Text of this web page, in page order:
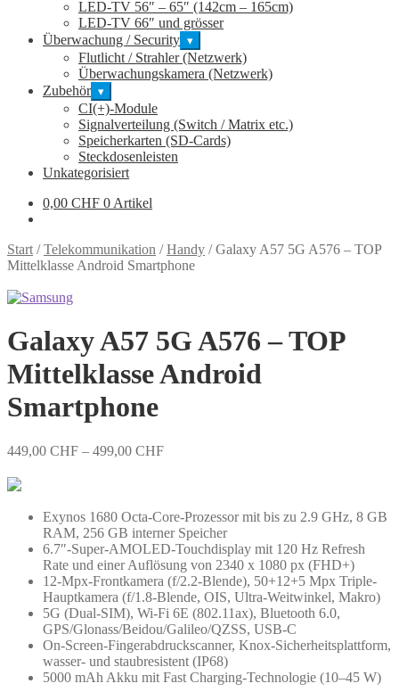
LED-TV 56″ – 65″ (142cm – 165cm)
LED-TV 66″ und grösser
Überwachung / Security ▾
Flutlicht / Strahler (Netzwerk)
Überwachungskamera (Netzwerk)
Zubehör ▾
CI(+)-Module
Signalverteilung (Switch / Matrix etc.)
Speicherkarten (SD-Cards)
Steckdosenleisten
Unkategorisiert
0,00 CHF 0 Artikel
Start /Telekommunikation /Handy /Galaxy A57 5G A576 – TOP
Mittelklasse Android Smartphone
Galaxy A57 5G A576 – TOP
Mittelklasse Android
Smartphone
449,00 CHF – 499,00 CHF
Exynos 1680 Octa-Core-Prozessor mit bis zu 2.9 GHz, 8 GB
RAM, 256 GB interner Speicher
6.7″-Super-AMOLED-Touchdisplay mit 120 Hz Refresh
Rate und einer Auflösung von 2340 x 1080 px (FHD+)
12-Mpx-Frontkamera (f/2.2-Blende), 50+12+5 Mpx Triple-
Hauptkamera (f/1.8-Blende, OIS, Ultra-Weitwinkel, Makro)
5G (Dual-SIM), Wi-Fi 6E (802.11ax), Bluetooth 6.0,
GPS/Glonass/Beidou/Galileo/QZSS, USB-C
On-Screen-Fingerabdruckscanner, Knox-Sicherheitsplattform,
wasser- und staubresistent (IP68)
5000 mAh Akku mit Fast Charging-Technologie (10–45 W)